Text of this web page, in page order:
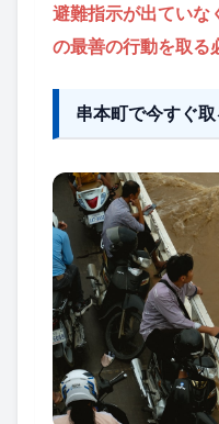
避難指示が出ていな
の最善の行動を取る
串本町で今すぐ